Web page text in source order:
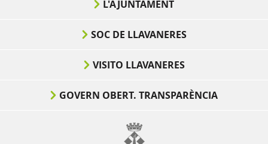
L'AJUNTAMENT
SOC DE LLAVANERES
VISITO LLAVANERES
GOVERN OBERT. TRANSPARÈNCIA